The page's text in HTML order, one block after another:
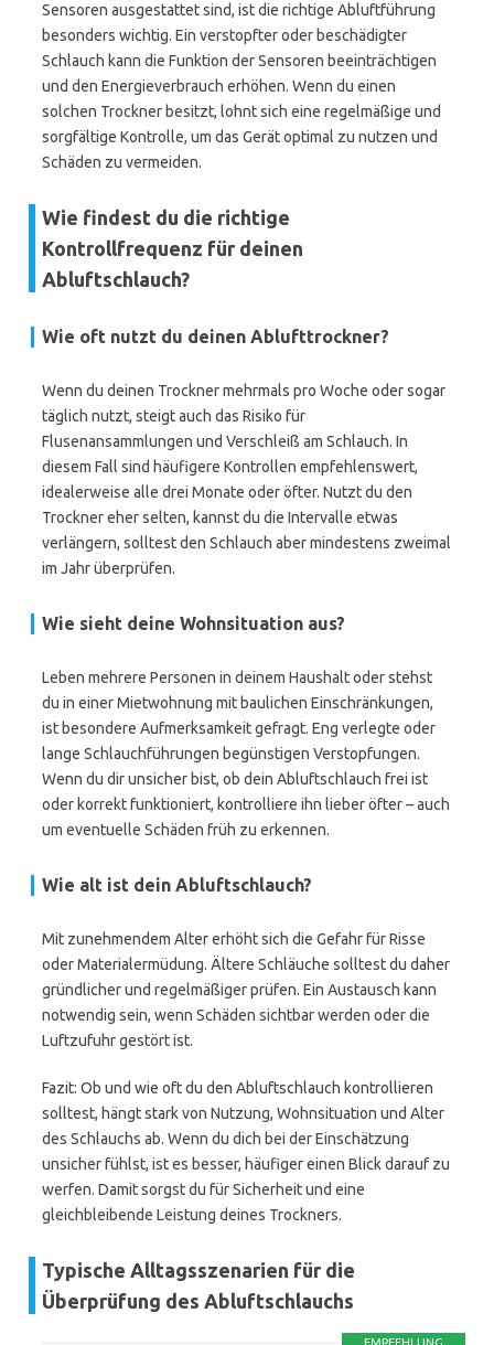
Sensoren ausgestattet sind, ist die richtige Abluftführung
besonders wichtig. Ein verstopfter oder beschädigter
Schlauch kann die Funktion der Sensoren beeinträchtigen
und den Energieverbrauch erhöhen. Wenn du einen
solchen Trockner besitzt, lohnt sich eine regelmäßige und
sorgfältige Kontrolle, um das Gerät optimal zu nutzen und
Schäden zu vermeiden.
Wie findest du die richtige
Kontrollfrequenz für deinen
Abluftschlauch?
Wie oft nutzt du deinen Ablufttrockner?
Wenn du deinen Trockner mehrmals pro Woche oder sogar
täglich nutzt, steigt auch das Risiko für
Flusenansammlungen und Verschleiß am Schlauch. In
diesem Fall sind häufigere Kontrollen empfehlenswert,
idealerweise alle drei Monate oder öfter. Nutzt du den
Trockner eher selten, kannst du die Intervalle etwas
verlängern, solltest den Schlauch aber mindestens zweimal
im Jahr überprüfen.
Wie sieht deine Wohnsituation aus?
Leben mehrere Personen in deinem Haushalt oder stehst
du in einer Mietwohnung mit baulichen Einschränkungen,
ist besondere Aufmerksamkeit gefragt. Eng verlegte oder
lange Schlauchführungen begünstigen Verstopfungen.
Wenn du dir unsicher bist, ob dein Abluftschlauch frei ist
oder korrekt funktioniert, kontrolliere ihn lieber öfter – auch
um eventuelle Schäden früh zu erkennen.
Wie alt ist dein Abluftschlauch?
Mit zunehmendem Alter erhöht sich die Gefahr für Risse
oder Materialermüdung. Ältere Schläuche solltest du daher
gründlicher und regelmäßiger prüfen. Ein Austausch kann
notwendig sein, wenn Schäden sichtbar werden oder die
Luftzufuhr gestört ist.
Fazit: Ob und wie oft du den Abluftschlauch kontrollieren
solltest, hängt stark von Nutzung, Wohnsituation und Alter
des Schlauchs ab. Wenn du dich bei der Einschätzung
unsicher fühlst, ist es besser, häufiger einen Blick darauf zu
werfen. Damit sorgst du für Sicherheit und eine
gleichbleibende Leistung deines Trockners.
Typische Alltagsszenarien für die
Überprüfung des Abluftschlauchs